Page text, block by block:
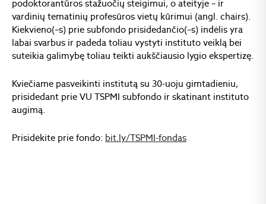
podoktorantūros stažuočių steigimui, o ateityje – ir
vardinių tematinių profesūros vietų kūrimui (angl. chairs).
Kiekvieno(–s) prie subfondo prisidedančio(–s) indėlis yra
labai svarbus ir padeda toliau vystyti instituto veiklą bei
suteikia galimybę toliau teikti aukščiausio lygio ekspertizę.
Kviečiame pasveikinti institutą su 30-uoju gimtadieniu,
prisidedant prie VU TSPMI subfondo ir skatinant instituto
augimą.
Prisidėkite prie fondo: bit.ly/TSPMI-fondas